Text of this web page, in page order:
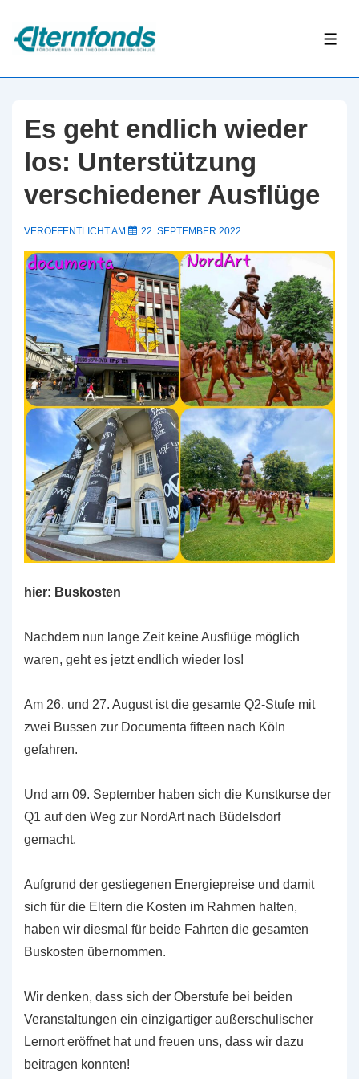
Zum
Inhalt
Es geht endlich wieder
los: Unterstützung
verschiedener Ausflüge
VERÖFFENTLICHT AM 22. SEPTEMBER 2022
hier: Buskosten
Nachdem nun lange Zeit keine Ausflüge möglich
waren, geht es jetzt endlich wieder los!
Am 26. und 27. August ist die gesamte Q2-Stufe mit
zwei Bussen zur Documenta fifteen nach Köln
gefahren.
Und am 09. September haben sich die Kunstkurse der
Q1 auf den Weg zur NordArt nach Büdelsdorf
gemacht.
Aufgrund der gestiegenen Energiepreise und damit
sich für die Eltern die Kosten im Rahmen halten,
haben wir diesmal für beide Fahrten die gesamten
Buskosten übernommen.
Wir denken, dass sich der Oberstufe bei beiden
Veranstaltungen ein einzigartiger außerschulischer
Lernort eröffnet hat und freuen uns, dass wir dazu
beitragen konnten!